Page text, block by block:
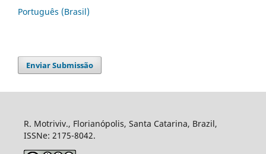
Português (Brasil)
Enviar Submissão
R. Motriviv., Florianópolis, Santa Catarina, Brazil,
ISSNe: 2175-8042.